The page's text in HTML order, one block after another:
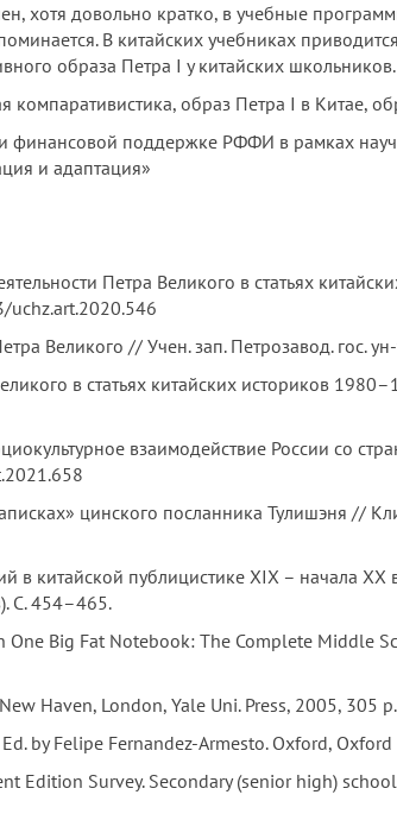
хотя довольно кратко, в учебные
В китайских учебниках
образа Петра I у китайских школьников.
компаративистика, образ Петра I в Китае,
финансовой поддержке РФФИ в рамках
и адаптация»
Петра Великого в статьях
uchz.art.2020.546
Великого // Учен. зап. Петрозавод. гос.
в статьях китайских историков
взаимодействие России со
цинского посланника Тулишэня //
в китайской публицистике XIX – начала
С. 454–465.
Big Fat Notebook: The Complete Middle
Haven, London, Yale Uni. Press, 2005, 305 p.
by Felipe Fernandez-Armesto. Oxford, Oxford
Edition Survey. Secondary (senior high)